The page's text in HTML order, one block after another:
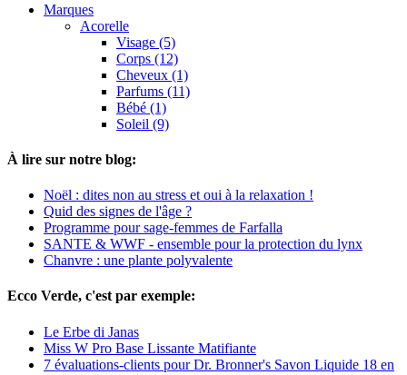
Marques
Acorelle
Visage (5)
Corps (12)
Cheveux (1)
Parfums (11)
Bébé (1)
Soleil (9)
À lire sur notre blog:
Noël : dites non au stress et oui à la relaxation !
Quid des signes de l'âge ?
Programme pour sage-femmes de Farfalla
SANTE & WWF - ensemble pour la protection du lynx
Chanvre : une plante polyvalente
Ecco Verde, c'est par exemple:
Le Erbe di Janas
Miss W Pro Base Lissante Matifiante
7 évaluations-clients pour Dr. Bronner's Savon Liquide 18 en